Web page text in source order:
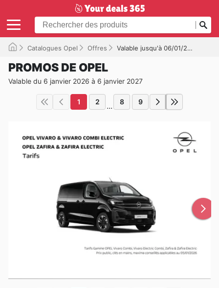
Catalogues Opel Offres Valable jusqu'à 06/01/2027
PROMOS DE OPEL
Valable du 6 janvier 2026 à 6 janvier 2027
1 2 ... 8 9